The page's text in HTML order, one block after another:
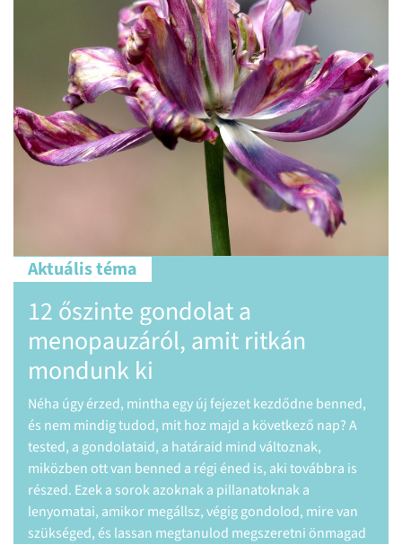
benned,
nap? A
aki továbbra is
a
mire van
önmagad
Miómatudatosság:
figyelmeztető jeleket
A mióma a nők egyik leggyakoribb
amely a méh izomszövetéből alakul ki.
rosszindulatú elváltozás, jelentősen
érintett nők életminőségét,
egészségi állapotát. Éppen ezért
miómatudatosság, vagyis az, hogy a nők
betegség tüneteit, lehetséges
kezelési lehetőségeket.